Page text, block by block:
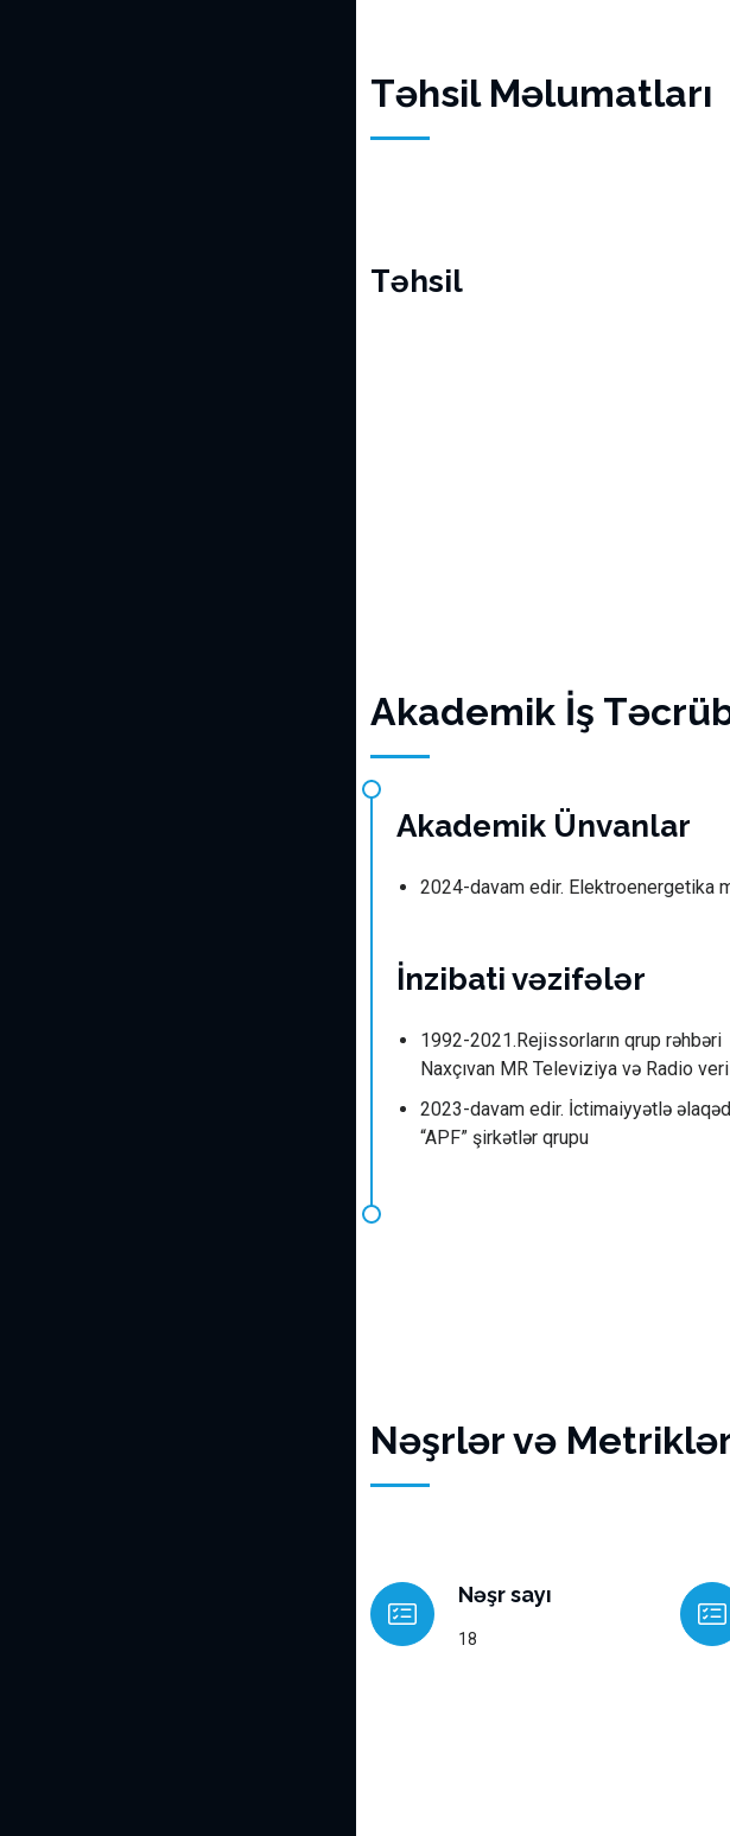
Təhsil Məlumatları
Təhsil
Akademik İş
Akademik Ünvanlar
2024-davam edir. Elektroenergetika
İnzibati vəzifələr
1992-2021.Rejissorların qrup rəhbəri
Naxçıvan MR Televiziya və Radio
2023-davam edir. İctimaiyyətlə
“APF” şirkətlər qrupu
Nəşrlər və
Nəşr sayı
18